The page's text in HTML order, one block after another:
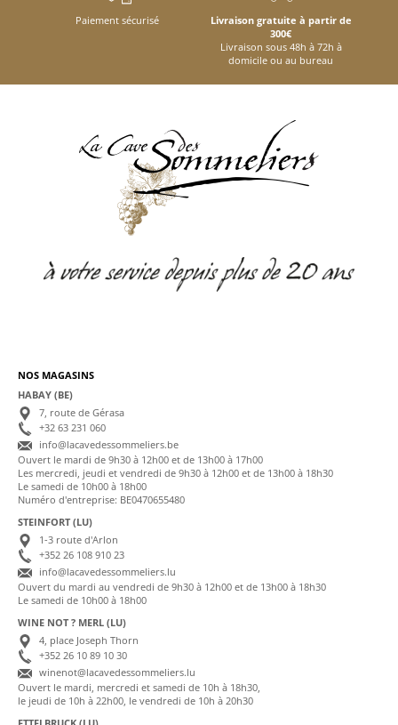
Paiement sécurisé
Livraison gratuite à partir de
300€
Livraison sous 48h à 72h à
domicile ou au bureau
NOS MAGASINS
HABAY (BE)
7, route de Gérasa
+32 63 231 060
info@lacavedessommeliers.be
Ouvert le mardi de 9h30 à 12h00 et de 13h00 à 17h00
Les mercredi, jeudi et vendredi de 9h30 à 12h00 et de 13h00 à 18h30
Le samedi de 10h00 à 18h00
Numéro d'entreprise: BE0470655480
STEINFORT (LU)
1-3 route d'Arlon
+352 26 108 910 23
info@lacavedessommeliers.lu
Ouvert du mardi au vendredi de 9h30 à 12h00 et de 13h00 à 18h30
Le samedi de 10h00 à 18h00
WINE NOT ? MERL (LU)
4, place Joseph Thorn
+352 26 10 89 10 30
winenot@lacavedessommeliers.lu
Ouvert le mardi, mercredi et samedi de 10h à 18h30,
le jeudi de 10h à 22h00, le vendredi de 10h à 20h30